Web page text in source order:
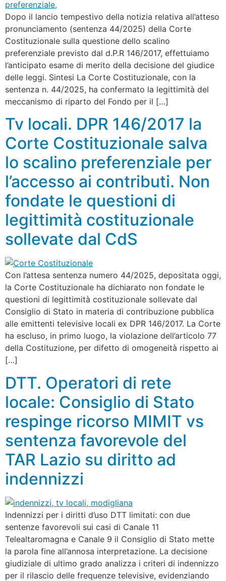
Dopo il lancio tempestivo della notizia relativa all’atteso
pronunciamento (sentenza 44/2025) della Corte
Costituzionale sulla questione dello scalino
preferenziale previsto dal d.P.R 146/2017, effettuiamo
l’anticipato esame di merito della decisione del giudice
delle leggi. Sintesi La Corte Costituzionale, con la
sentenza n. 44/2025, ha confermato la legittimità del
meccanismo di riparto del Fondo per il […]
Tv locali. DPR 146/2017 la
Corte Costituzionale salva
lo scalino preferenziale per
l’accesso ai contributi. Non
fondate le questioni di
legittimità costituzionale
sollevate dal CdS
Con l’attesa sentenza numero 44/2025, depositata oggi,
la Corte Costituzionale ha dichiarato non fondate le
questioni di legittimità costituzionale sollevate dal
Consiglio di Stato in materia di contribuzione pubblica
alle emittenti televisive locali ex DPR 146/2017. La Corte
ha escluso, in primo luogo, la violazione dell’articolo 77
della Costituzione, per difetto di omogeneità rispetto ai
[…]
DTT. Operatori di rete
locale: Consiglio di Stato
respinge ricorso MIMIT vs
sentenza favorevole del
TAR Lazio su diritto ad
indennizzi
Indennizzi per i diritti d’uso DTT limitati: con due
sentenze favorevoli sui casi di Canale 11
Telealtaromagna e Canale 9 il Consiglio di Stato mette
la parola fine all’annosa interpretazione. La decisione
giudiziale di ultimo grado analizza i criteri di indennizzo
per il rilascio delle frequenze televisive, evidenziando